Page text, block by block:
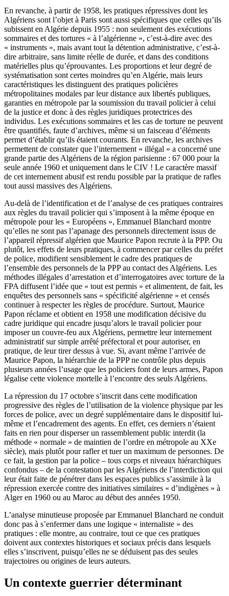
En revanche, à partir de 1958, les pratiques répressives dont les
Algériens sont l’objet à Paris sont aussi spécifiques que celles qu’ils
subissent en Algérie depuis 1955 : non seulement des exécutions
sommaires et des tortures « à l’algérienne », c’est-à-dire avec des
« instruments », mais avant tout la détention administrative, c’est-à-
dire arbitraire, sans limite réelle de durée, et dans des conditions
matérielles plus qu’éprouvantes. Les proportions et leur degré de
systématisation sont certes moindres qu’en Algérie, mais leurs
caractéristiques les distinguent des pratiques policières
métropolitaines modales par leur distance aux libertés publiques,
garanties en métropole par la soumission du travail policier à celui
de la justice et donc à des règles juridiques protectrices des
individus. Les exécutions sommaires et les cas de torture ne peuvent
être quantifiés, faute d’archives, même si un faisceau d’éléments
permet d’établir qu’ils étaient courants. En revanche, les archives
permettent de constater que l’internement « illégal » a concerné une
grande partie des Algériens de la région parisienne : 67 000 pour la
seule année 1960 et uniquement dans le CIV ! Le caractère massif
de cet internement abusif est rendu possible par la pratique de rafles
tout aussi massives des Algériens.
Au-delà de l’identification et de l’analyse de ces pratiques contraires
aux règles du travail policier qui s’imposent à la même époque en
métropole pour les « Européens », Emmanuel Blanchard montre
qu’elles ne sont pas l’apanage des personnels directement issus de
l’appareil répressif algérien que Maurice Papon recrute à la PPP. Ou
plutôt, les effets de leurs pratiques, à commencer par celles du préfet
de police, modifient sensiblement le cadre des pratiques de
l’ensemble des personnels de la PPP au contact des Algériens. Les
méthodes illégales d’arrestation et d’interrogatoires avec torture de la
FPA diffusent l’idée que « tout est permis » et alimentent, de fait, les
enquêtes des personnels sans « spécificité algérienne » et censés
continuer à respecter les règles de procédure. Surtout, Maurice
Papon réclame et obtient en 1958 une modification décisive du
cadre juridique qui encadre jusqu’alors le travail policier pour
imposer un couvre-feu aux Algériens, permettre leur internement
administratif sur simple arrêté préfectoral et pour autoriser, en
pratique, de leur tirer dessus à vue. Si, avant même l’arrivée de
Maurice Papon, la hiérarchie de la PPP ne contrôle plus depuis
plusieurs années l’usage que les policiers font de leurs armes, Papon
légalise cette violence mortelle à l’encontre des seuls Algériens.
La répression du 17 octobre s’inscrit dans cette modification
progressive des règles de l’utilisation de la violence physique par les
forces de police, avec un degré supplémentaire dans le dispositif lui-
même et l’encadrement des agents. En effet, ces derniers n’étaient
faits en rien pour disperser un rassemblement public interdit (la
méthode « normale » de maintien de l’ordre en métropole au XXe
siècle), mais plutôt pour rafler et tuer un maximum de personnes. De
ce fait, la gestion par la police – tous corps et niveaux hiérarchiques
confondus – de la contestation par les Algériens de l’interdiction qui
leur était faite de pénétrer dans les espaces publics s’assimile à la
répression exercée contre des initiatives similaires « d’indigènes » à
Alger en 1960 ou au Maroc au début des années 1950.
L’analyse minutieuse proposée par Emmanuel Blanchard ne conduit
donc pas à s’enfermer dans une logique « internaliste » des
pratiques : elle montre, au contraire, tout ce que ces pratiques
doivent aux contextes historiques et sociaux précis dans lesquels
elles s’inscrivent, puisqu’elles ne se déduisent pas des seules
trajectoires ou origines de leurs auteurs.
Un contexte guerrier déterminant